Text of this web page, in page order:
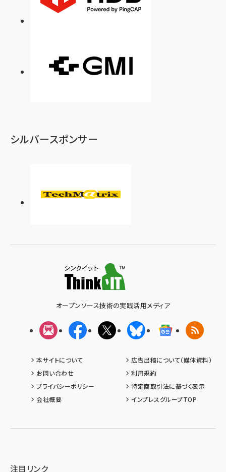
シルバースポンサー
オープンソース技術の実践活用メディア
メルマガFacebookX(エックス)BlueskyGoogleニュ
RSS
本サイトについて
広告出稿について（媒体資料）
お問い合わせ
利用規約
プライバシーポリシー
特定商取引法に基づく表示
会社概要
インプレスグループTOP
注目リンク